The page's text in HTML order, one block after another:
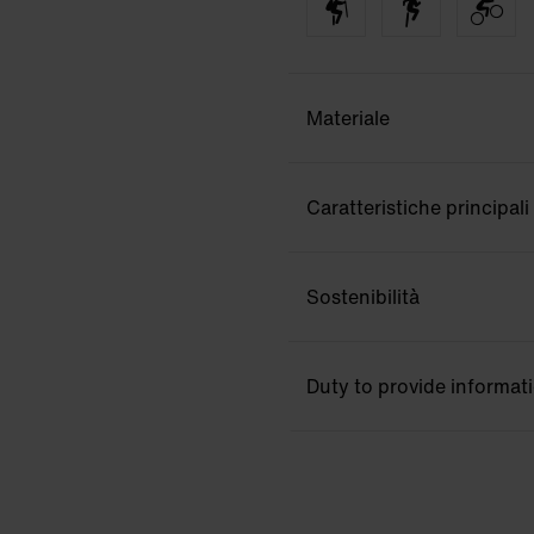
Materiale
Caratteristiche principali
Sostenibilità
Duty to provide